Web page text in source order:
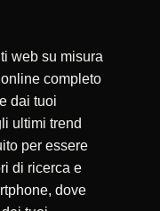
web su misura
completo
dai tuoi
ultimi trend
per essere
di ricerca e
dove